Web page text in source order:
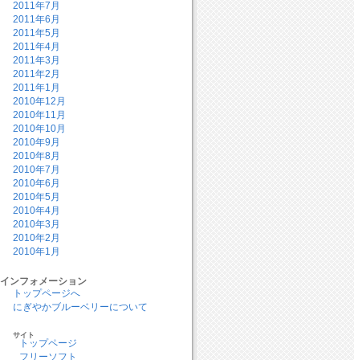
2011年7月
2011年6月
2011年5月
2011年4月
2011年3月
2011年2月
2011年1月
2010年12月
2010年11月
2010年10月
2010年9月
2010年8月
2010年7月
2010年6月
2010年5月
2010年4月
2010年3月
2010年2月
2010年1月
インフォメーション
トップページへ
にぎやかブルーベリーについて
サイト
トップページ
フリーソフト